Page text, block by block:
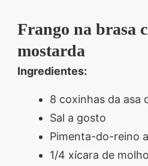
Frango na brasa
mostarda
Ingredientes:
8 coxinhas da asa
Sal a gosto
Pimenta-do-reino
1/4 xícara de